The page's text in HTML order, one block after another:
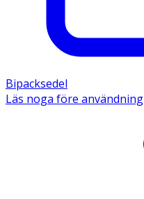
Bipacksedel
Läs noga före användning